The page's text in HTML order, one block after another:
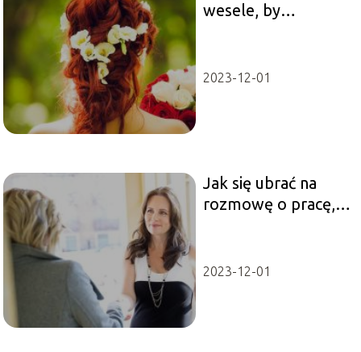
wesele, by
2023-12-01
Jak się ubrać na
rozmowę o pracę,
2023-12-01